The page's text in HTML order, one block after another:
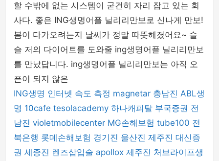
할 수밖에 없는 시스템이 굳건히 자리 잡고 있는 회
사다. 좋은 ING생명어플 닐리리만보로 신나게 만보!
봄이 다가오려는지 날씨가 정말 따뜻해졌어요~ 슬
슬 저의 다이어트를 도와줄 ing생명어플 닐리리만보
를 만났답니다. ing생명어플 닐리리만보는 아직 오
픈이 되지 않은
ING생명 인터넷 속도 측정 magnetar 충남진 ABL생
명 10cafe tesolacademy 하나캐피탈 부국증권 전
남진 violetmobilecenter MG손해보험 tube100 전
북은행 롯데손해보험 경기진 울산진 제주진 대신증
권 세종진 렌즈삽입술 apollox 제주진 처브라이프생